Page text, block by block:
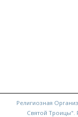
Религиозная
Святой Троицы".